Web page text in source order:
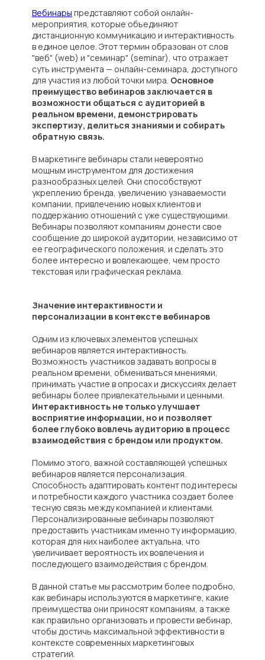
Вебинары представляют собой онлайн-
мероприятия, которые объединяют
дистанционную коммуникацию и интерактивность
в единое целое. Этот термин образован от слов
"веб" (web) и "семинар" (seminar), что отражает
суть инструмента — онлайн-семинара, доступного
для участия из любой точки мира. Основное
преимущество вебинаров заключается в
возможности общаться с аудиторией в
реальном времени, демонстрировать
экспертизу, делиться знаниями и собирать
обратную связь.
В маркетинге вебинары стали невероятно
мощным инструментом для достижения
разнообразных целей. Они способствуют
укреплению бренда, увеличению узнаваемости
компании, привлечению новых клиентов и
поддержанию отношений с уже существующими.
Вебинары позволяют компаниям донести свое
сообщение до широкой аудитории, независимо от
ее географического положения, и сделать это
более интересно и вовлекающее, чем просто
текстовая или графическая реклама.
Значение интерактивности и
персонализации в контексте вебинаров
Одним из ключевых элементов успешных
вебинаров является интерактивность.
Возможность участников задавать вопросы в
реальном времени, обмениваться мнениями,
принимать участие в опросах и дискуссиях делает
вебинары более привлекательными и ценными.
Интерактивность не только улучшает
восприятие информации, но и позволяет
более глубоко вовлечь аудиторию в процесс
взаимодействия с брендом или продуктом.
Помимо этого, важной составляющей успешных
вебинаров является персонализация.
Способность адаптировать контент под интересы
и потребности каждого участника создает более
тесную связь между компанией и клиентами.
Персонализированные вебинары позволяют
предоставить участникам именно ту информацию,
которая для них наиболее актуальна, что
увеличивает вероятность их вовлечения и
последующего взаимодействия с брендом.
В данной статье мы рассмотрим более подробно,
как вебинары используются в маркетинге, какие
преимущества они приносят компаниям, а также
как правильно организовать и провести вебинар,
чтобы достичь максимальной эффективности в
контексте современных маркетинговых
стратегий.